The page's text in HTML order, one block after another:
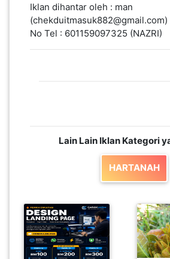
Iklan dihantar oleh : man
(chekduitmasuk882@gmail.com)
No Tel : 601159097325 (NAZRI)
Lain Lain Iklan Kategori
HARTANAH